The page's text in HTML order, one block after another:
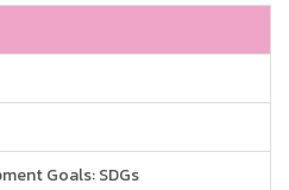
Goals: SDGs